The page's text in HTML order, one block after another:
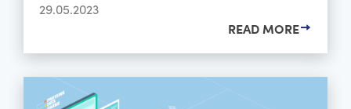
29.05.2023
READ MORE